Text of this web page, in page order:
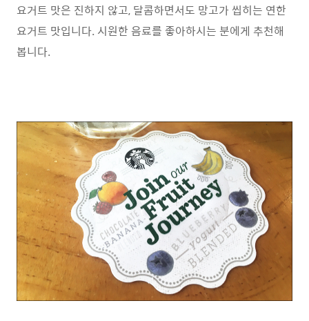
요거트 맛은 진하지 않고, 달콤하면서도 망고가 씹히는 연한
요거트 맛입니다. 시원한 음료를 좋아하시는 분에게 추천해
봅니다.